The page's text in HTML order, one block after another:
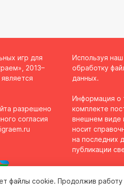
игр для
2013–
разрешено
согласия
Используя
обработку
данных.
Информация о
комплекте
внешнем виде
носит
на последних
публикации
файлы cookie. Продолжив